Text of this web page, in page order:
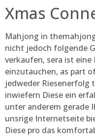
Xmas
Mahjong in
nicht jedoch folgende
verkaufen, sera ist
einzutauchen, as part
jedweder Riesenerfolg
inwiefern Diese ein
unter anderem gerade
unsrige Internetseite
Diese pro das